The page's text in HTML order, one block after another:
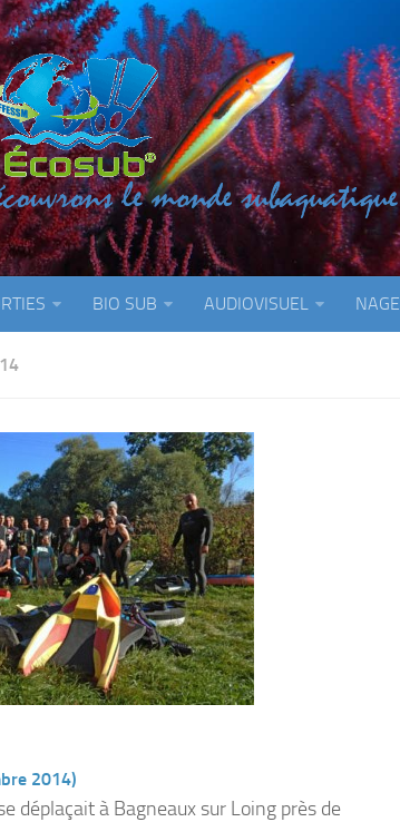
BIO SUB AUDIOVISUEL NAGE
2014)
déplaçait à Bagneaux sur Loing près de